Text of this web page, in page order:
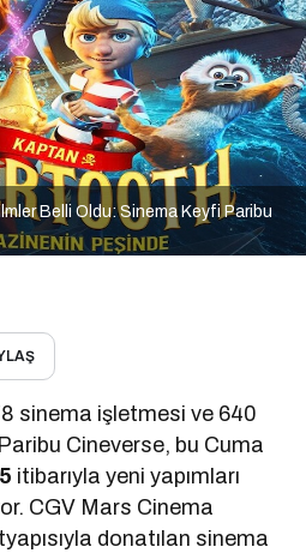
Belli Oldu: Sinema Keyfi Paribu
sinema işletmesi ve 640
Cineverse, bu Cuma
itibarıyla yeni yapımları
CGV Mars Cinema
donatılan sinema